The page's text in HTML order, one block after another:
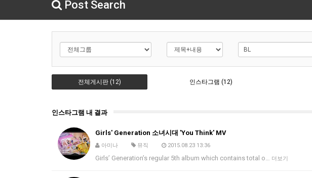
Post Search
전체게시판 (12) 인스타그램 (12)
인스타그램 내 결과
Girls' Generation 소녀시대 'You Think' MV
아미나 뮤직 2015.08.23 13:36
Girls’ Generation’s regular 5th album which contains total o… 더보기